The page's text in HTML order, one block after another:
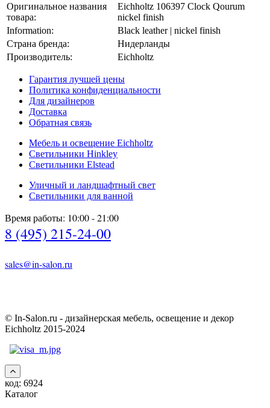
Оригинальное названия
товара:
Eichholtz 106397 Clock Qourum
nickel finish
Information:
Black leather | nickel finish
Страна бренда:
Нидерланды
Производитель:
Eichholtz
Гарантия лучшей цены
Политика конфиденциальности
Для дизайнеров
Доставка
Обратная связь
Мебель и освещение Eichholtz
Светильники Hinkley
Светильники Elstead
Уличный и ландшафтный свет
Светильники для ванной
Время работы: 10:00 - 21:00
8 (495) 215-24-00
sales@in-salon.ru
© In-Salon.ru - дизайнерская мебель, освещение и декор
Eichholtz 2015-2024
код: 6924
Каталог